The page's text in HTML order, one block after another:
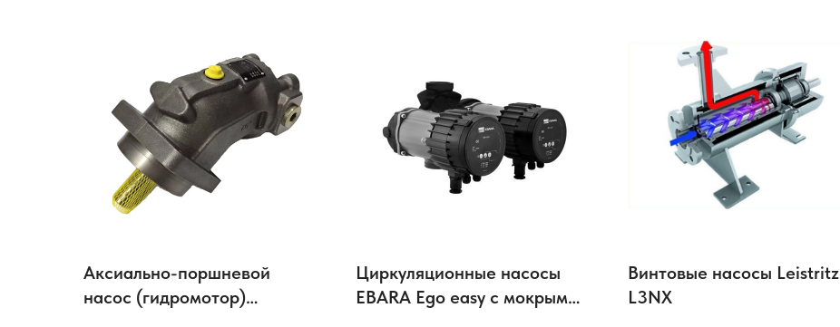
Аксиально-поршневой
насос (гидромотор)
Циркуляционные насосы
EBARA Ego easy с мокрым
Винтовые насосы Leistritz
L3NX